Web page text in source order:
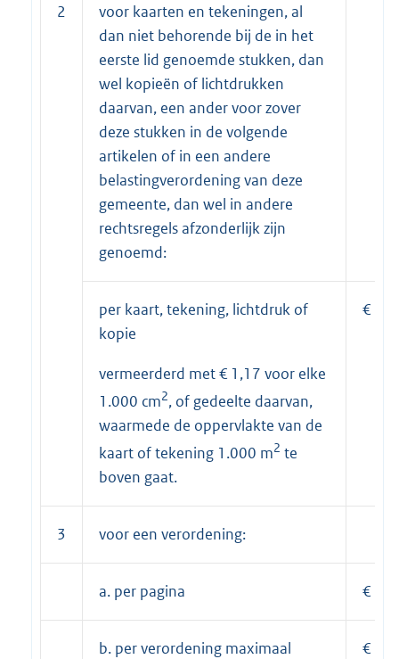
2
voor kaarten en tekeningen, al
dan niet behorende bij de in het
eerste lid genoemde stukken, dan
wel kopieën of lichtdrukken
daarvan, een ander voor zover
deze stukken in de volgende
artikelen of in een andere
belastingverordening van deze
gemeente, dan wel in andere
rechtsregels afzonderlijk zijn
genoemd:
per kaart, tekening, lichtdruk of
kopie
vermeerderd met € 1,17 voor elke
1.000 cm2, of gedeelte daarvan,
waarmede de oppervlakte van de
kaart of tekening 1.000 m2 te
boven gaat.
€
3 voor een verordening:
a. per pagina €
b. per verordening maximaal €